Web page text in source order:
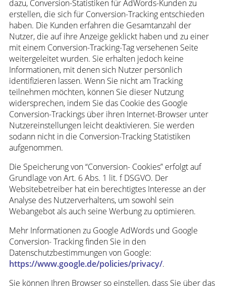
dazu, Conversion-Statistiken für AdWords-Kunden zu
erstellen, die sich für Conversion-Tracking entschieden
haben. Die Kunden erfahren die Gesamtanzahl der
Nutzer, die auf ihre Anzeige geklickt haben und zu einer
mit einem Conversion-Tracking-Tag versehenen Seite
weitergeleitet wurden. Sie erhalten jedoch keine
Informationen, mit denen sich Nutzer persönlich
identifizieren lassen. Wenn Sie nicht am Tracking
teilnehmen möchten, können Sie dieser Nutzung
widersprechen, indem Sie das Cookie des Google
Conversion-Trackings über ihren Internet-Browser unter
Nutzereinstellungen leicht deaktivieren. Sie werden
sodann nicht in die Conversion-Tracking Statistiken
aufgenommen.
Die Speicherung von “Conversion- Cookies” erfolgt auf
Grundlage von Art. 6 Abs. 1 lit. f DSGVO. Der
Websitebetreiber hat ein berechtigtes Interesse an der
Analyse des Nutzerverhaltens, um sowohl sein
Webangebot als auch seine Werbung zu optimieren.
Mehr Informationen zu Google AdWords und Google
Conversion- Tracking finden Sie in den
Datenschutzbestimmungen von Google:
https://www.google.de/policies/privacy/.
Sie können Ihren Browser so einstellen, dass Sie über das